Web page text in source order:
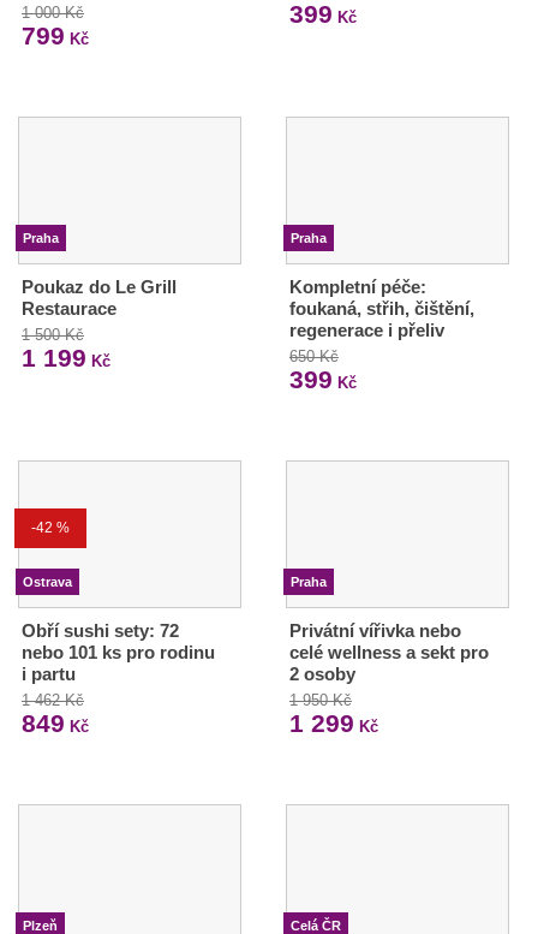
1 000 Kč
799 Kč
399 Kč
Praha
Poukaz do Le Grill
Restaurace
1 500 Kč
1 199 Kč
Praha
Kompletní péče:
foukaná, střih, čištění,
regenerace i přeliv
650 Kč
399 Kč
-42 %
Ostrava
Obří sushi sety: 72
nebo 101 ks pro rodinu
i partu
1 462 Kč
849 Kč
Praha
Privátní vířivka nebo
celé wellness a sekt pro
2 osoby
1 950 Kč
1 299 Kč
Plzeň Celá ČR